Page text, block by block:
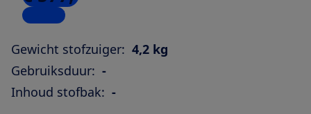
1 winkel
Gewicht stofzuiger: 4,2 kg
Gebruiksduur: -
Inhoud stofbak: -